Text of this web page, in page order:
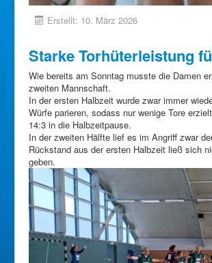
Erstellt: 10. März 2026
Starke Torhüterleistung
Wie bereits am Sonntag musste die Damen
zweiten Mannschaft.
In der ersten Halbzeit wurde zwar immer
Würfe parieren, sodass nur wenige Tore
14:3 in die Halbzeitpause.
In der zweiten Hälfte lief es im Angriff zwar
Rückstand aus der ersten Halbzeit ließ sich
geben.